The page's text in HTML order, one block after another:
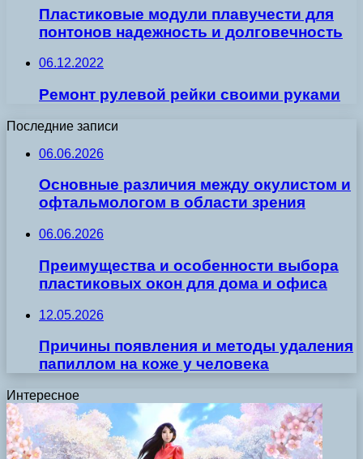
Пластиковые модули плавучести для
понтонов надежность и долговечность
06.12.2022
Ремонт рулевой рейки своими руками
Последние записи
06.06.2026
Основные различия между окулистом и
офтальмологом в области зрения
06.06.2026
Преимущества и особенности выбора
пластиковых окон для дома и офиса
12.05.2026
Причины появления и методы удаления
папиллом на коже у человека
Интересное